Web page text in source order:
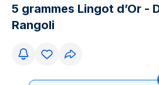
5 grammes Lingot d’Or -
Rangoli